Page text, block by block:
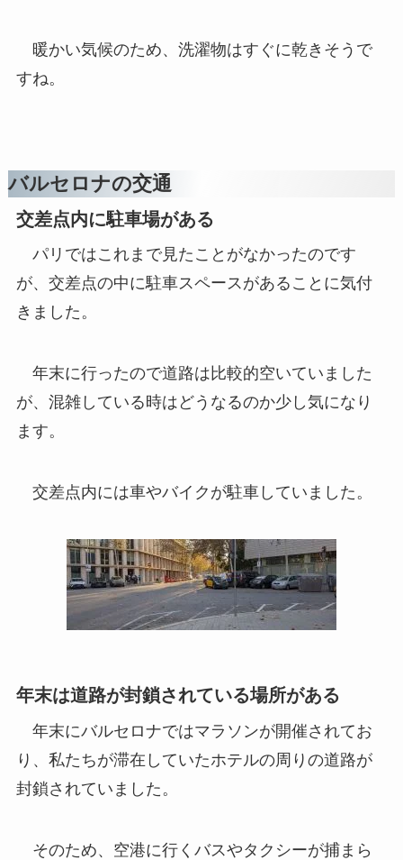
暖かい気候のため、洗濯物はすぐに乾きそうで
すね。
バルセロナの交通
交差点内に駐車場がある
パリではこれまで見たことがなかったのです
が、交差点の中に駐車スペースがあることに気付
きました。
年末に行ったので道路は比較的空いていました
が、混雑している時はどうなるのか少し気になり
ます。
交差点内には車やバイクが駐車していました。
年末は道路が封鎖されている場所がある
年末にバルセロナではマラソンが開催されてお
り、私たちが滞在していたホテルの周りの道路が
封鎖されていました。
そのため、空港に行くバスやタクシーが捕まら